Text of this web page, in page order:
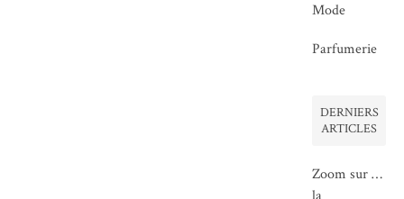
Mode
Parfumerie
DERNIERS
ARTICLES
Zoom sur …